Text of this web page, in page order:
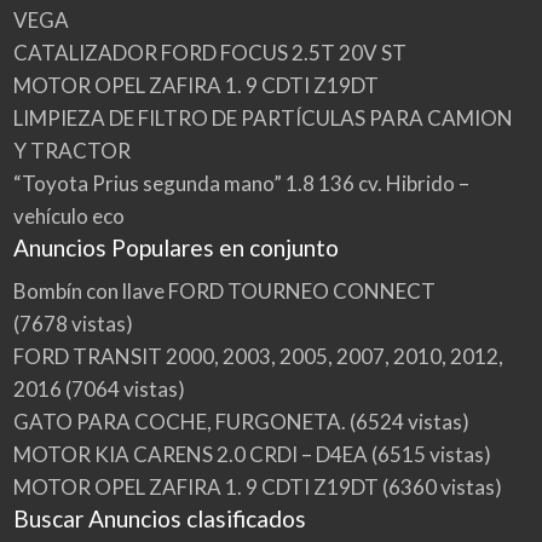
VEGA
CATALIZADOR FORD FOCUS 2.5T 20V ST
MOTOR OPEL ZAFIRA 1. 9 CDTI Z19DT
LIMPIEZA DE FILTRO DE PARTÍCULAS PARA CAMION
Y TRACTOR
“Toyota Prius segunda mano” 1.8 136 cv. Hibrido –
vehículo eco
Anuncios Populares en conjunto
Bombín con llave FORD TOURNEO CONNECT
(7678 vistas)
FORD TRANSIT 2000, 2003, 2005, 2007, 2010, 2012,
2016 (7064 vistas)
GATO PARA COCHE, FURGONETA. (6524 vistas)
MOTOR KIA CARENS 2.0 CRDI – D4EA (6515 vistas)
MOTOR OPEL ZAFIRA 1. 9 CDTI Z19DT (6360 vistas)
Buscar Anuncios clasificados